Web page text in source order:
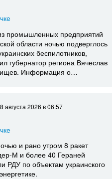
промышленных предприятий
области ночью подверглось
беспилотников,
губернатор региона Вячеслав
Информация о…
8 августа 2026в 06:57
и рано утром 8 ракет
М и более 40 Гераней
РДУ по объектам украинского